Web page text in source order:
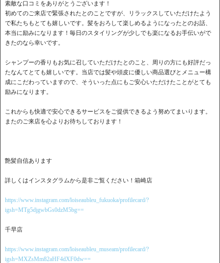
素敵な口コミをありがとうございます！
初めてのご来店で緊張されたとのことですが、リラックスしていただけたよう
で私たちもとても嬉しいです。髪をおろして楽しめるようになったとのお話、
本当に励みになります！毎日のスタイリングが少しでも楽になるお手伝いがで
きたのなら幸いです。
シャンプーの香りもお気に召していただけたとのこと、周りの方にも好評だっ
たなんてとても嬉しいです。当店では髪や頭皮に優しい商品選びとメニュー構
成にこだわっていますので、そういった点にもご安心いただけたことがとても
励みになります。
これからも快適で安心できるサービスをご提供できるよう努めてまいります。
またのご来店を心よりお待ちしております！
艶髪自信あります
詳しくはインスタグラムから是非ご覧ください！箱崎店
https://www.instagram.com/loiseaubleu_fukuoka/profilecard/?
igsh=MTg5djgwbGs0dzM5bg==
千早店
https://www.instagram.com/loiseaubleu_museam/profilecard/?
igsh=MXZsMm82aHF4dXF0dw==